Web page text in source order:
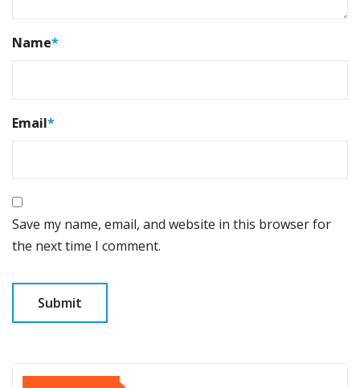
Name*
Email*
Save my name, email, and website in this browser for
the next time I comment.